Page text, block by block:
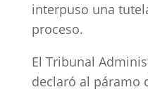
interpuso una
proceso.
El Tribunal
declaró al páramo